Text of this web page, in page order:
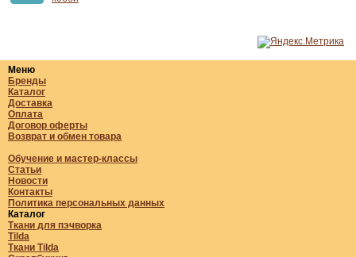
Меню
Бренды
Каталог
Доставка
Оплата
Договор оферты
Возврат и обмен товара
Обучение и мастер-классы
Статьи
Новости
Контакты
Политика персональных данных
Каталог
Ткани для пэчворка
Tilda
Ткани Tilda